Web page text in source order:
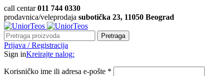
call centar011 744 0330
prodavnica/veleprodaja subotička 23, 11050 Beograd
Pretraga
Prijava / Registracija
Sign inKreirajte nalog:
Korisničko ime ili adresa e-pošte *